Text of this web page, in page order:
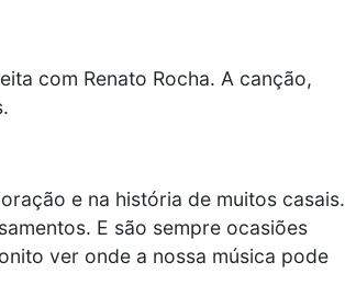
com Renato Rocha. A canção,
e na história de muitos casais.
E são sempre ocasiões
ver onde a nossa música pode